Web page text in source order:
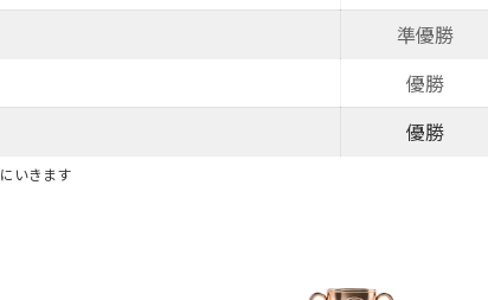
準優勝
優勝
優勝
いきます